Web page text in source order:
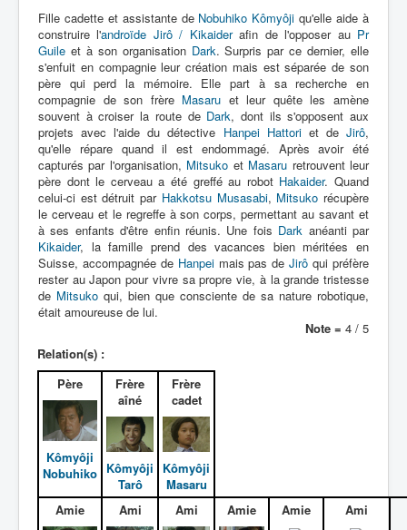
Artiste Asperger
Lexique
Jinzô ningen Kikaider (人造 人間
キカイダー) = Androïde Kikaider
Série
Personnages
Mechas
Objets
Lieux
Épisodes
Références
Fanservice
Kikaider
Entourage
Autre
Fille cadette et assistante de Nobuhiko Kômyôji qu'elle aide à
construire l'androïde Jirô / Kikaiderafin de l'opposer au Pr
Guile et à son organisation Dark. Surpris par ce dernier, elle
s'enfuit en compagnie leur création mais est séparée de son
père qui perd la mémoire. Elle part à sa recherche en
compagnie de son frère Masaru et leur quête les amène
souvent à croiser la route de Dark, dont ils s'opposent aux
projets avec l'aide du détective Hanpei Hattoriet deJirô,
qu'elle répare quand il est endommagé. Après avoir été
capturés par l'organisation, Mitsuko et Masaru retrouvent leur
père dont le cerveau a été greffé au robot Hakaider. Quand
celui-ci est détruit par Hakkotsu Musasabi, Mitsuko récupère
le cerveau et le regreffe à son corps, permettant au savant et
à ses enfants d'être enfin réunis. Une fois Dark anéanti par
Kikaider, la famille prend des vacances bien méritées en
Suisse, accompagnée de Hanpeimais pas deJirô qui préfère
rester au Japon pour vivre sa propre vie, à la grande tristesse
de Mitsuko qui, bien que consciente de sa nature robotique,
était amoureuse de lui.
Note = 4 / 5
Relation(s) :
Père
Kômyôji
Nobuhiko
Frère
aîné
Kômyôji
Tarô
Frère
cadet
Kômyôji
Masaru
Amie
Ami Ami Amie Amie Ami